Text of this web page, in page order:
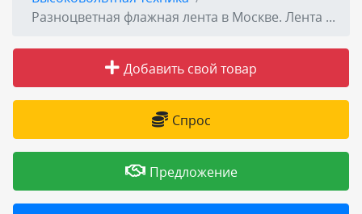
Поиск по сайту
Публикации
Справка
Товары и услуги
Разноцветная флажная лента в Москве. Лента "Волчатник" не дорого!
Добавить свой товар
Спрос
Предложение